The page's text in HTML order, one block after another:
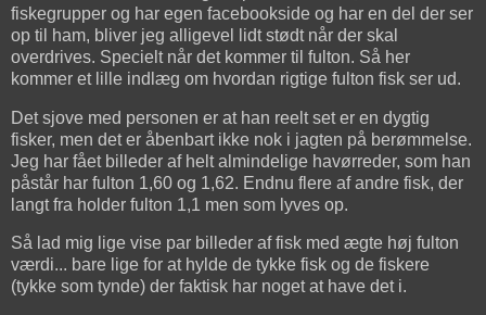
fiskegrupper og har egen facebookside og har en del der ser
op til ham, bliver jeg alligevel lidt stødt når der skal
overdrives. Specielt når det kommer til fulton. Så her
kommer et lille indlæg om hvordan rigtige fulton fisk ser ud.
Det sjove med personen er at han reelt set er en dygtig
fisker, men det er åbenbart ikke nok i jagten på berømmelse.
Jeg har fået billeder af helt almindelige havørreder, som han
påstår har fulton 1,60 og 1,62. Endnu flere af andre fisk, der
langt fra holder fulton 1,1 men som lyves op.
Så lad mig lige vise par billeder af fisk med ægte høj fulton
værdi... bare lige for at hylde de tykke fisk og de fiskere
(tykke som tynde) der faktisk har noget at have det i.